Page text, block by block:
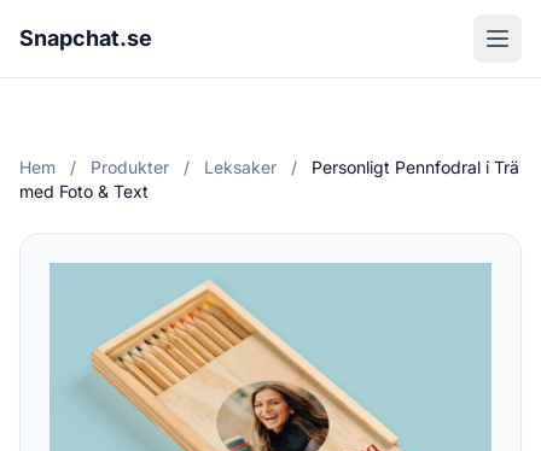
Snapchat.se
Hem / Produkter / Leksaker /
Personligt Pennfodral i Trä
med Foto & Text